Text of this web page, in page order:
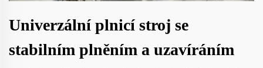
Univerzální plnicí stroj se
stabilním plněním a uzavíráním